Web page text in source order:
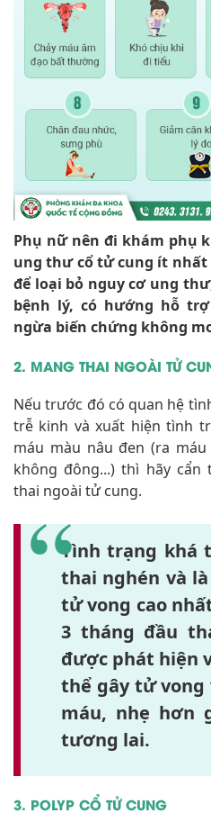
Phụ nữ nên đi khám phụ
ung thư cổ tử cung ít
để loại bỏ nguy cơ ung
bệnh lý, có hướng hỗ
ngừa biến chứng không
2. MANG THAI NGOÀI TỬ
Nếu trước đó có quan hệ
trễ kinh và xuất hiện tình
máu màu nâu đen (ra
không đông...) thì hãy
thai ngoài tử cung.
Tình trạng khá
thai nghén và
tử vong cao
3 tháng đầu
được phát hiện
thể gây tử
máu, nhẹ hơn
tương lai.
3. POLYP CỔ TỬ CUNG